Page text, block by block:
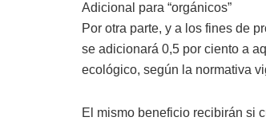
Adicional para “orgánicos”
Por otra parte, y a los fines de
se adicionará 0,5 por ciento a
ecológico, según la normativa
El mismo beneficio recibirán si